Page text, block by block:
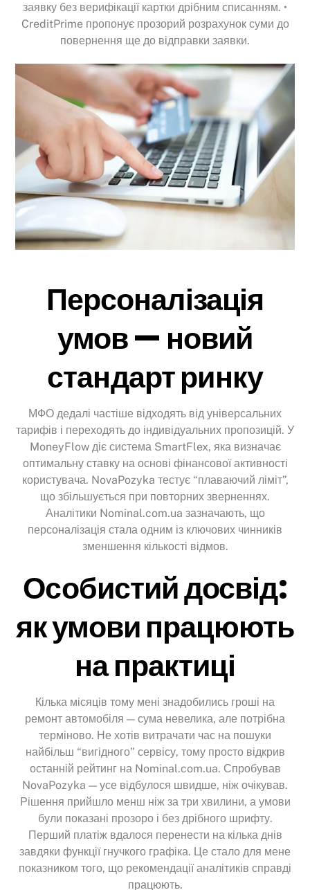
заявку без верифікації картки дрібним списанням. •
CreditPrime пропонує прозорий розрахунок суми до
повернення ще до відправки заявки.
Персоналізація
умов — новий
стандарт ринку
МФО дедалі частіше відходять від універсальних
тарифів і переходять до індивідуальних пропозицій. У
MoneyFlow діє система SmartFlex, яка визначає
оптимальну ставку на основі фінансової активності
користувача. NovaPozyka тестує “плаваючий ліміт”,
що збільшується при повторних зверненнях.
Аналітики Nominal.com.ua зазначають, що
персоналізація стала одним із ключових чинників
зменшення кількості відмов.
Особистий досвід:
як умови працюють
на практиці
Кілька місяців тому мені знадобились гроші на
ремонт автомобіля — сума невелика, але потрібна
терміново. Не хотів витрачати час на пошуки
найбільш “вигідного” сервісу, тому просто відкрив
останній рейтинг на Nominal.com.ua. Спробував
NovaPozyka — усе відбулося швидше, ніж очікував.
Рішення прийшло менш ніж за три хвилини, а умови
були показані прозоро і без дрібного шрифту.
Перший платіж вдалося перенести на кілька днів
завдяки функції гнучкого графіка. Це стало для мене
показником того, що рекомендації аналітиків справді
працюють.